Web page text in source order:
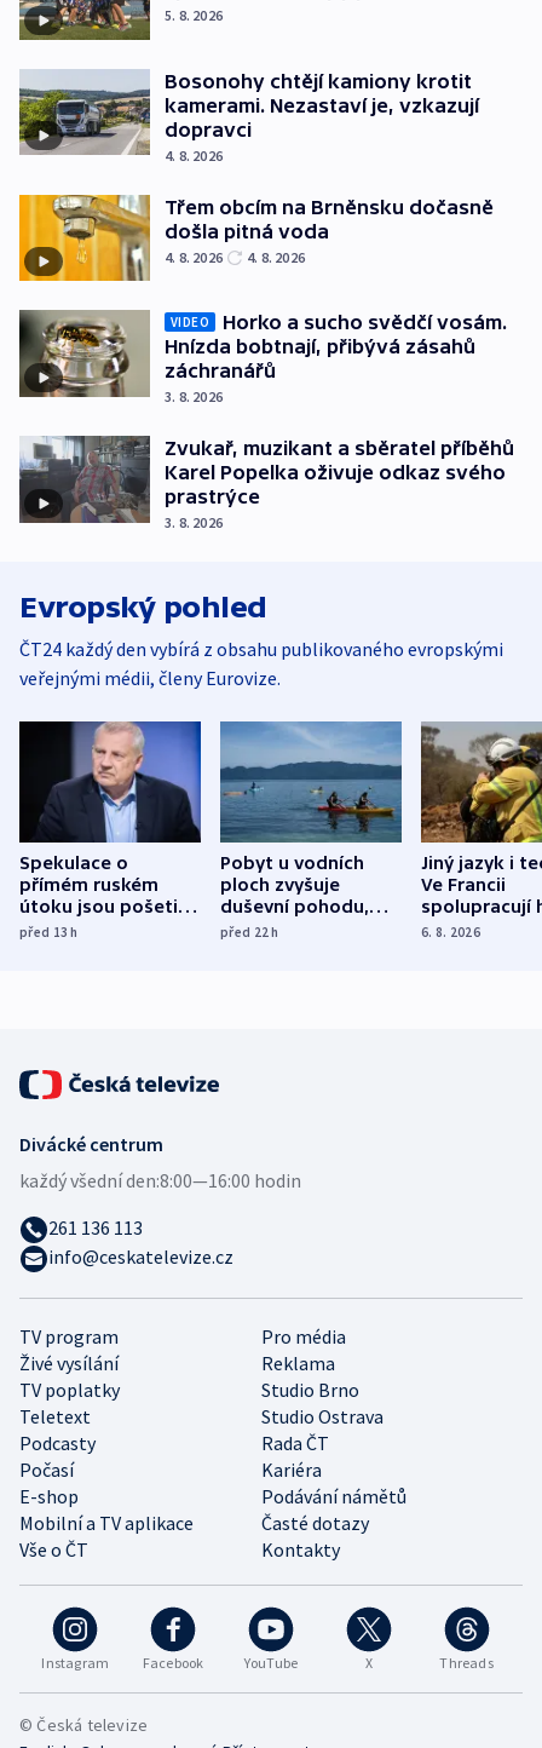
5. 8. 2026
Bosonohy chtějí kamiony krotit
kamerami. Nezastaví je, vzkazují
dopravci
4. 8. 2026
Třem obcím na Brněnsku dočasně
došla pitná voda
4. 8. 2026 4. 8. 2026
VIDEO
Horko a sucho svědčí vosám.
Hnízda bobtnají, přibývá zásahů
záchranářů
3. 8. 2026
Zvukař, muzikant a sběratel příběhů
Karel Popelka oživuje odkaz svého
prastrýce
3. 8. 2026
Evropský pohled
ČT24 každý den vybírá z obsahu publikovaného evropskými
veřejnými médii, členy Eurovize.
Spekulace o
přímém ruském
útoku jsou pošetilé,
míní estonský
před 13h
Pobyt u vodních
ploch zvyšuje
duševní pohodu,
ukázala
před 22h
Jiný jazyk i
Ve Francii
spolupracují
různých zemí
6. 8. 2026
Instagram Facebook YouTube X Threads
TV program
Pro média
Živé vysílání
Reklama
TV poplatky
Studio Brno
Teletext
Studio Ostrava
Podcasty
Rada ČT
Počasí
Kariéra
E-shop
Podávání námětů
Mobilní a TV aplikace
Časté dotazy
Vše o ČT
Kontakty
Divácké centrum
každý všední den:8:00—16:00 hodin
261 136 113
info@ceskatelevize.cz
© Česká televize